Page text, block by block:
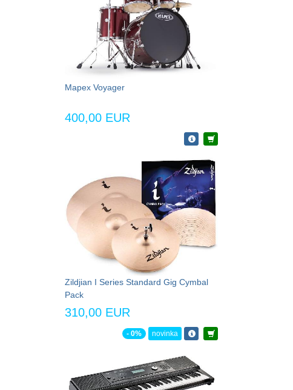
Mapex Voyager
400,00 EUR
Zildjian I Series Standard Gig Cymbal
Pack
310,00 EUR
- 0% novinka